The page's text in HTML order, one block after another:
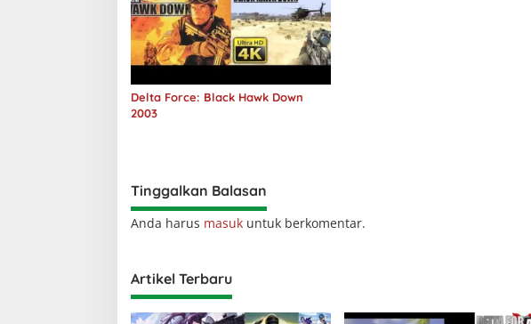
Delta Force: Black Hawk Down
2003
Tinggalkan Balasan
Anda harus masuk untuk berkomentar.
Artikel Terbaru